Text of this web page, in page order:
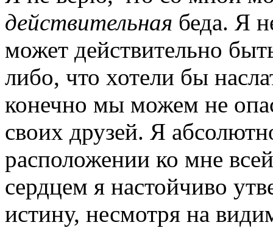
действительная беда. Я
может действительно
либо, что хотели бы
конечно мы можем не
своих друзей. Я
расположении ко мне
сердцем я настойчиво
истину, несмотря на